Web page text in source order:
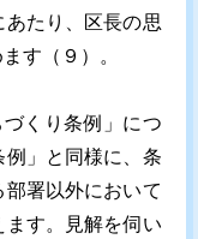
あたり、区長の思
す（９）。
くり条例」につ
」と同様に、条
署以外において
ます。見解を伺い